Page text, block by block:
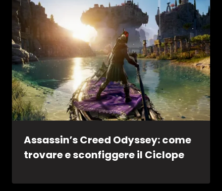
Assassin’s Creed Odyssey: come
trovare e sconfiggere il Ciclope